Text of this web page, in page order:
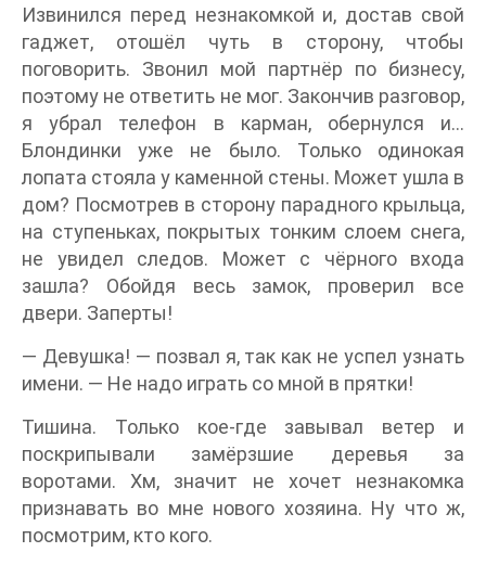
Извинился перед незнакомкой и, достав свой
гаджет, отошёл чуть в сторону, чтобы
поговорить. Звонил мой партнёр по бизнесу,
поэтому не ответить не мог. Закончив разговор,
я убрал телефон в карман, обернулся и…
Блондинки уже не было. Только одинокая
лопата стояла у каменной стены. Может ушла в
дом? Посмотрев в сторону парадного крыльца,
на ступеньках, покрытых тонким слоем снега,
не увидел следов. Может с чёрного входа
зашла? Обойдя весь замок, проверил все
двери. Заперты!
— Девушка! — позвал я, так как не успел узнать
имени. — Не надо играть со мной в прятки!
Тишина. Только кое-где завывал ветер и
поскрипывали замёрзшие деревья за
воротами. Хм, значит не хочет незнакомка
признавать во мне нового хозяина. Ну что ж,
посмотрим, кто кого.